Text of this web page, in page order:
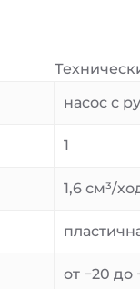
насос с
1
1,6 см³/
от −20 до